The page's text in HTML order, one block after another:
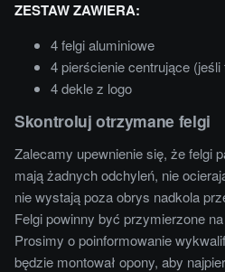
ZESTAW ZAWIERA:
4 felgi aluminiowe
4 pierścienie centrujące
4 dekle z logo
Skontroluj otrzymane felgi
Zalecamy upewnienie się, że felgi
mają żadnych odchyleń, nie
nie wystają poza obrys nadkola
Felgi powinny być przymierzone
Prosimy o poinformowanie
będzie montował opony, aby